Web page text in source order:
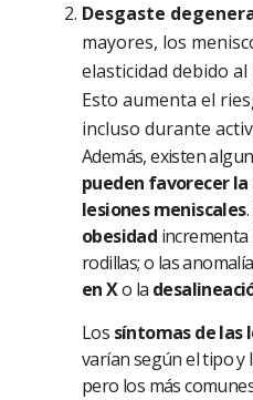
Desgaste
mayores, los
elasticidad debido
Esto aumenta el
incluso durante
Además, existen
pueden favorecer la
lesiones meniscales
obesidad
rodillas; o las
en Xo la
Los síntomas de las
varían según el tipo y
pero los más